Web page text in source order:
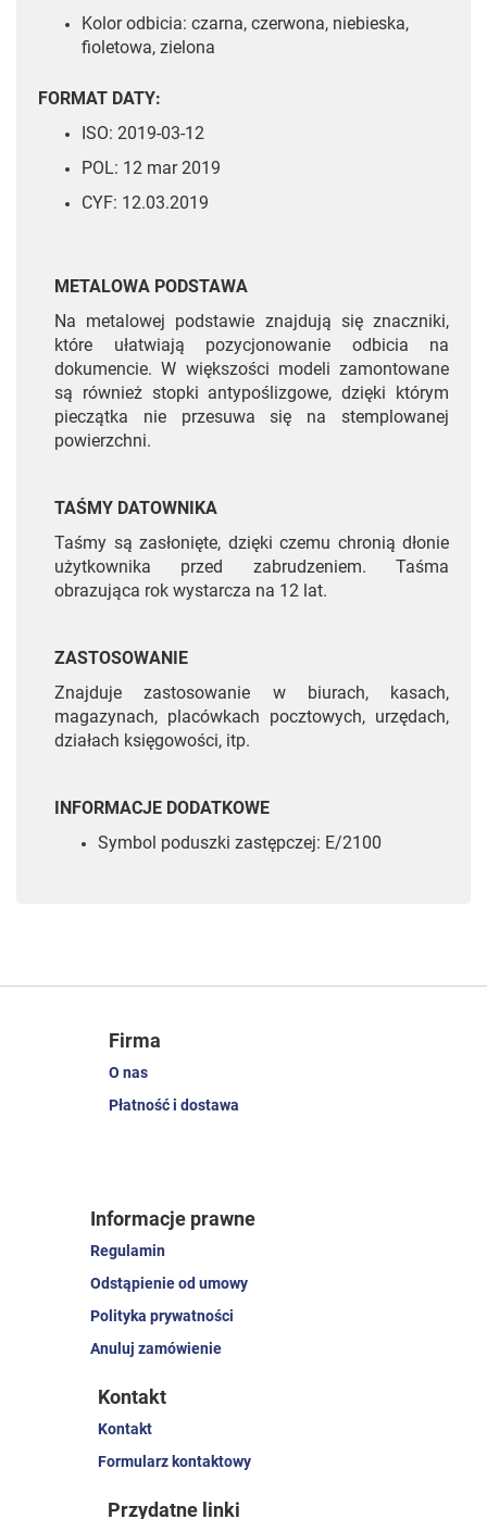
Kolor odbicia: czarna, czerwona, niebieska,
fioletowa, zielona
FORMAT DATY:
ISO: 2019-03-12
POL: 12 mar 2019
CYF: 12.03.2019
METALOWA PODSTAWA
Na metalowej podstawie znajdują się znaczniki,
które ułatwiają pozycjonowanie odbicia na
dokumencie. W większości modeli zamontowane
są również stopki antypoślizgowe, dzięki którym
pieczątka nie przesuwa się na stemplowanej
powierzchni.
TAŚMY DATOWNIKA
Taśmy są zasłonięte, dzięki czemu chronią dłonie
użytkownika przed zabrudzeniem. Taśma
obrazująca rok wystarcza na 12 lat.
ZASTOSOWANIE
Znajduje zastosowanie w biurach, kasach,
magazynach, placówkach pocztowych, urzędach,
działach księgowości, itp.
INFORMACJE DODATKOWE
Symbol poduszki zastępczej: E/2100
Firma
O nas
Płatność i dostawa
Informacje prawne
Regulamin
Odstąpienie od umowy
Polityka prywatności
Anuluj zamówienie
Kontakt
Kontakt
Formularz kontaktowy
Przydatne linki